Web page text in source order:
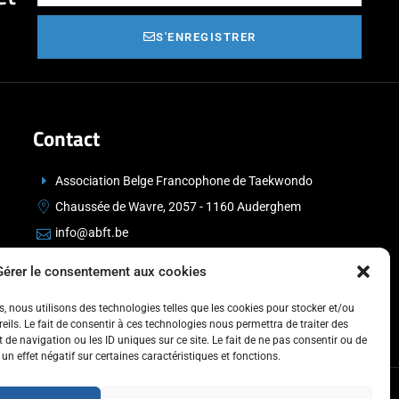
le consentement aux cookies
nous utilisons des technologies telles que les cookies pour stocker et/ou
Le fait de consentir à ces technologies nous permettra de traiter des
navigation ou les ID uniques sur ce site. Le fait de ne pas consentir ou de
effet négatif sur certaines caractéristiques et fonctions.
S'ENREGISTRER
Contact
Association Belge Francophone de Taekwondo
Chaussée de Wavre, 2057 - 1160 Auderghem
info@abft.be